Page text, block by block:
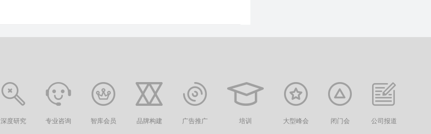
深度研究 专业咨询 智库会员 品牌构建 广告推广 培训 大型峰会 闭门会 公司报道